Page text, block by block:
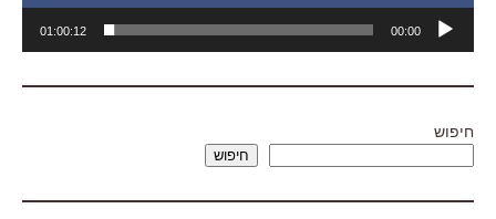
אודיו
00:00
01:00:12
חיפוש
חיפוש